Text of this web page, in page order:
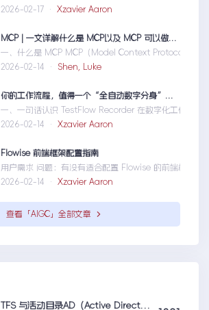
2026-02-17 · Xzavier Aaron
MCP | 一文详解什么是 MCP以及 MCP 可以做什么
一、什么是 MCP MCP（Model Context Protocol）是
2026-02-14 · Shen, Luke
你的工作流程，值得一个“全自动数字分身”：录制、截图、成文，一气呵成
一、一句话认识 TestFlow Recorder 在数字化工作环
2026-02-14 · Xzavier Aaron
Flowise 前端框架配置指南
用户需求 问题：有没有适合配置 Flowise 的前端框架
2026-02-14 · Xzavier Aaron
查看「AIGC」全部文章